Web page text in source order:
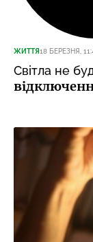
ЖИТТЯ18 БЕРЕЗНЯ,
Світла не